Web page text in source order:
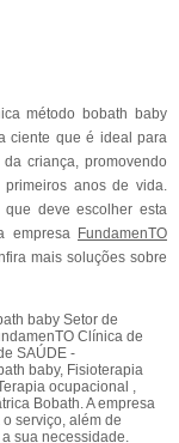
método bobath baby
ciente que é ideal para
criança, promovendo
anos de vida.
deve escolher esta
empresa FundamenTO
mais soluções sobre
baby Setor de
Clínica de
SAÚDE -
baby, Fisioterapia
ocupacional ,
Bobath. A empresa
serviço, além de
sua necessidade.